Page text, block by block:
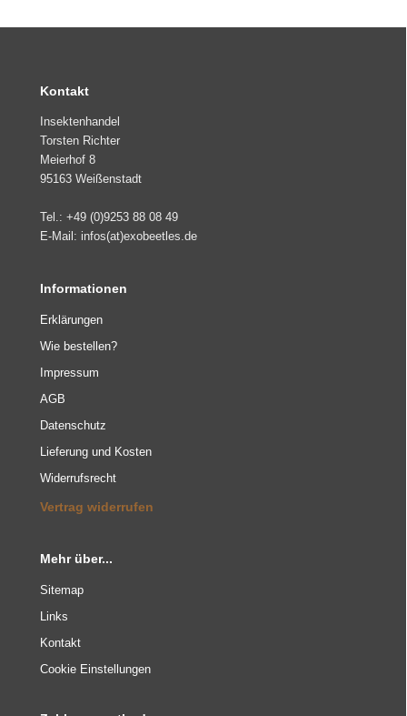
Kontakt
Insektenhandel
Torsten Richter
Meierhof 8
95163 Weißenstadt
Tel.: +49 (0)9253 88 08 49
E-Mail: infos(at)exobeetles.de
Informationen
Erklärungen
Wie bestellen?
Impressum
AGB
Datenschutz
Lieferung und Kosten
Widerrufsrecht
Vertrag widerrufen
Mehr über...
Sitemap
Links
Kontakt
Cookie Einstellungen